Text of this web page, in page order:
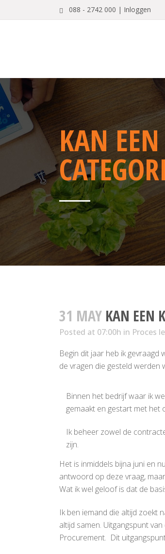
088 - 2742 000 | Inloggen
KAN
31 MAY KAN EEN
Posted at 07:00h in Proces
Begin dit jaar heb ik
de vragen die gesteld werden
Binnen het bedrijf waar ik
gemaakt en gestart met het
Ik beheer zowel de
zijn.
Het is inmiddels bijna juni en
antwoord op deze vraag,
Wat ik wel geloof is dat de
Ik ben iemand die altijd zoekt
altijd samen. Uitgangspunt
Procurement. Dit